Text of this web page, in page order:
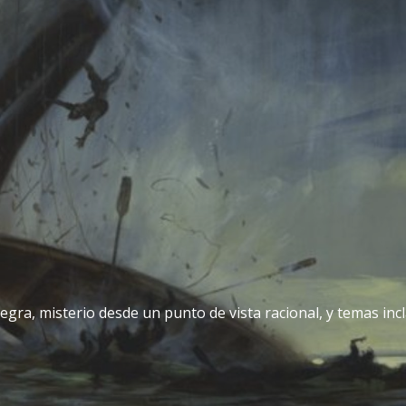
misterio desde un punto de vista racional, y temas